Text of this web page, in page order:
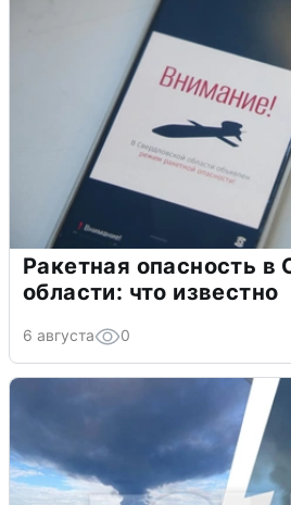
Ракетная опасность в
области: что известно
6 августа 0